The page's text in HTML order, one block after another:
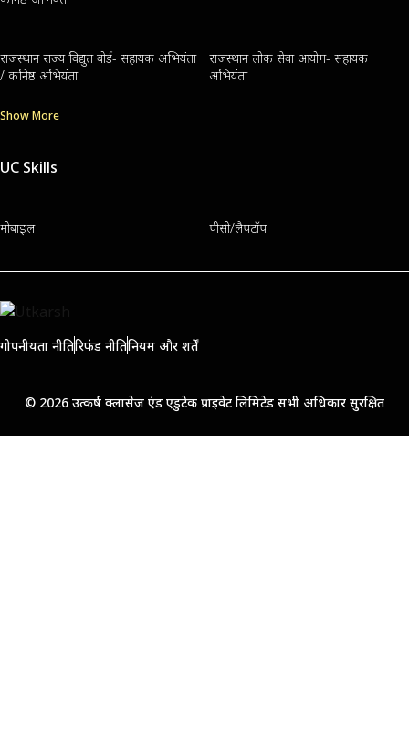
राजस्थान राज्य विद्युत बोर्ड- सहायक अभियंता
/ कनिष्ठ अभियंता
राजस्थान लोक सेवा आयोग- सहायक
अभियंता
Show More
UC Skills
मोबाइल पीसी/लैपटॉप
गोपनीयता नीतिरिफंड नीतिनियम और शर्तें
© 2026 उत्कर्ष क्लासेज एंड एडुटेक प्राइवेट लिमिटेड सभी अधिकार सुरक्षित